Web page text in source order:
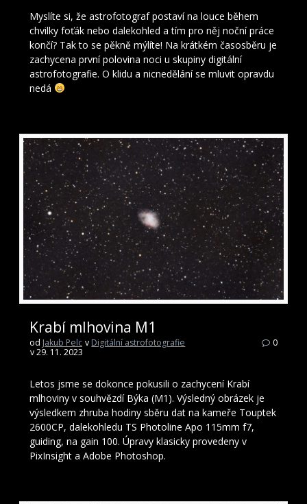
Myslíte si, že astrofotograf postaví na louce během
chvilky foťák nebo dalekohled a tím pro něj noční práce
končí? Tak to se pěkně mýlíte! Na krátkém časosběru je
zachycena první polovina noci u skupiny digitální
astrofotografie. O klidu a nicnedělání se mluvit opravdu
nedá
Krabí mlhovina M1
od Jakub Pelc v Digitální astrofotografie
v 29. 11. 2023
0
Letos jsme se dokonce pokusili o zachycení Krabí
mlhoviny v souhvězdí Býka (M1). Výsledný obrázek je
výsledkem zhruba hodiny sběru dat na kameře Touptek
2600CP, dalekohledu TS Photoline Apo 115mm f7,
guiding, na gain 100. Úpravy klasicky provedeny v
PixInsight a Adobe Photoshop.